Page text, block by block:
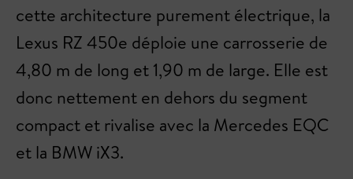
cette architecture purement électrique, la
Lexus RZ 450e déploie une carrosserie de
4,80 m de long et 1,90 m de large. Elle est
donc nettement en dehors du segment
compact et rivalise avec la Mercedes EQC
et la BMW iX3.